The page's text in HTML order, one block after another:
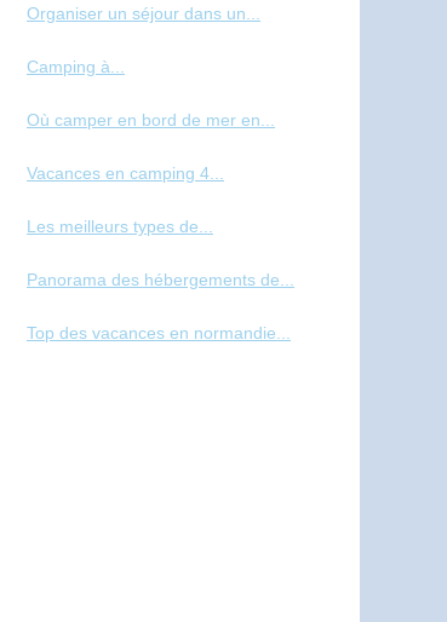
Organiser un séjour dans un...
Camping à...
Où camper en bord de mer en...
Vacances en camping 4...
Les meilleurs types de...
Panorama des hébergements de...
Top des vacances en normandie...